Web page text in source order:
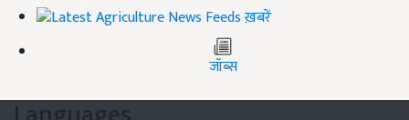
ख़बरें
जॉब्स